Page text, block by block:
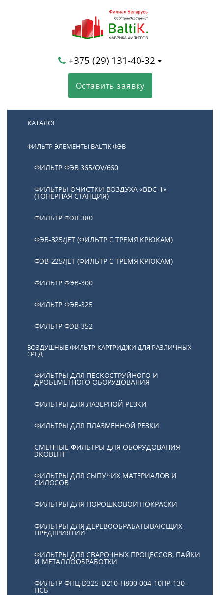
+375 (29) 131-40-32
Оставить заявку
КАТАЛОГ
ФИЛЬТР-ЭЛЕМЕНТЫ BALTIK ФЭВ
ФИЛЬТР ФЭВ 365/OV/660
ФИЛЬТРЫ ОЧИСТКИ ВОЗДУХА «BDC-1»
(ТОНЕРНАЯ СТАНЦИЯ)
ФИЛЬТР ФЭВ-380
ФЭВ-325/JET (ФИЛЬТР С ТРЕМЯ КРЮКАМ)
ФЭВ-225/JET (ФИЛЬТР С ТРЕМЯ КРЮКАМ)
ФИЛЬТР ФЭВ-300
ФИЛЬТР ФЭВ-325
ФИЛЬТР ФЭВ-352
ВОЗДУШНЫЕ ФИЛЬТР-КАРТРИДЖИ ДЛЯ РАЗЛИЧНЫХ
СРЕД
ФИЛЬТРЫ ДЛЯ ПЕСКОСТРУЙНОГО И
ДРОБЕМЕТНОГО ОБОРУДОВАНИЯ
ФИЛЬТРЫ ДЛЯ ЛАЗЕРНОЙ РЕЗКИ
ФИЛЬТРЫ ДЛЯ ПЛАЗМЕННОЙ РЕЗКИ
СМЕННЫЕ ФИЛЬТРЫ ДЛЯ ОБОРУДОВАНИЯ
ЭКОВЕНТ
ФИЛЬТРЫ ДЛЯ СЫПУЧИХ МАТЕРИАЛОВ И
СИЛОСОВ
ФИЛЬТРЫ ДЛЯ ПОРОШКОВОЙ ПОКРАСКИ
ФИЛЬТРЫ ДЛЯ ДЕРЕВООБРАБАТЫВАЮЩИХ
ПРЕДПРИЯТИЙ
ФИЛЬТРЫ ДЛЯ СВАРОЧНЫХ ПРОЦЕССОВ, ПАЙКИ
И МЕТАЛЛООБРАБОТКИ
ФИЛЬТР ФПЦ-D325-D210-H800-004-10ПР-130-
НСБ